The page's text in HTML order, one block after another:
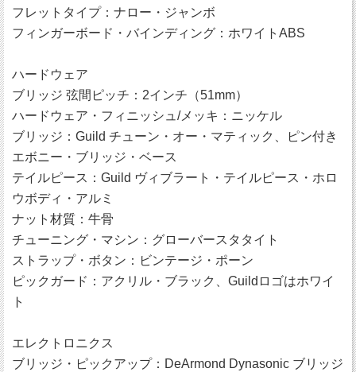
フレットタイプ：ナロー・ジャンボ
フィンガーボード・バインディング：ホワイトABS
ハードウェア
ブリッジ 弦間ピッチ：2インチ（51mm）
ハードウェア・フィニッシュ/メッキ：ニッケル
ブリッジ：Guild チューン・オー・マティック、ピン付き
エボニー・ブリッジ・ベース
テイルピース：Guild ヴィブラート・テイルピース・ホロ
ウボディ・アルミ
ナット材質：牛骨
チューニング・マシン：グローバースタタイト
ストラップ・ボタン：ビンテージ・ポーン
ピックガード：アクリル・ブラック、Guildロゴはホワイ
ト
エレクトロニクス
ブリッジ・ピックアップ：DeArmond Dynasonic ブリッジ